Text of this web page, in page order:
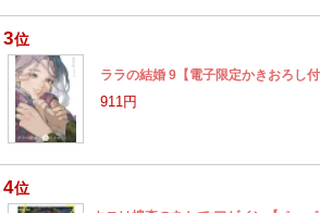
3位
ララの結婚 9【電子限定かきおろし
911円
4位